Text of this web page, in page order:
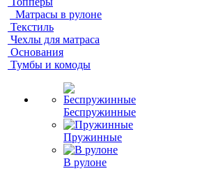
Матрасы в рулоне
Текстиль
Чехлы для матраса
Основания
Тумбы и комоды
Беспружинные
Пружинные
В рулоне